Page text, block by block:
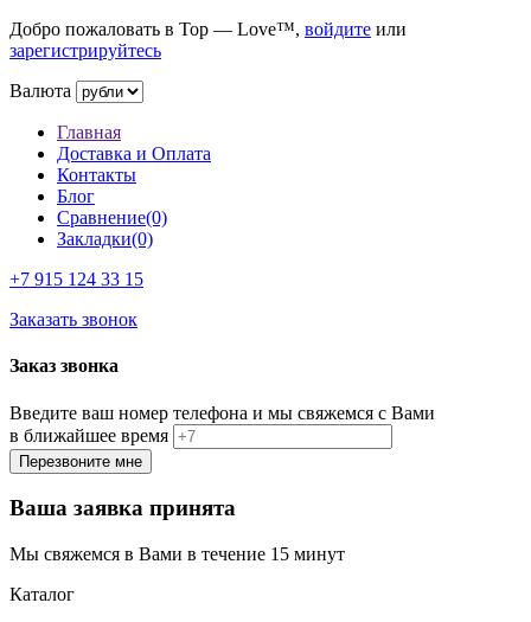
Добро пожаловать в Top — Love™, войдите или
зарегистрируйтесь
Валюта
Главная
Доставка и Оплата
Контакты
Блог
Сравнение(0)
Закладки(0)
+7 915 124 33 15
Заказать звонок
Заказ звонка
Введите ваш номер телефона и мы свяжемся с Вами
в ближайшее время
Ваша заявка принята
Мы свяжемся в Вами в течение 15 минут
Каталог